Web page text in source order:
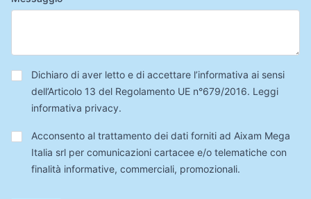
Privacy*
Dichiaro di aver letto e di accettare l’informativa ai sensi
dell’Articolo 13 del Regolamento UE n°679/2016. Leggi
informativa privacy.
Trattamento
Dati
Acconsento al trattamento dei dati forniti ad Aixam Mega
Italia srl per comunicazioni cartacee e/o telematiche con
finalità informative, commerciali, promozionali.